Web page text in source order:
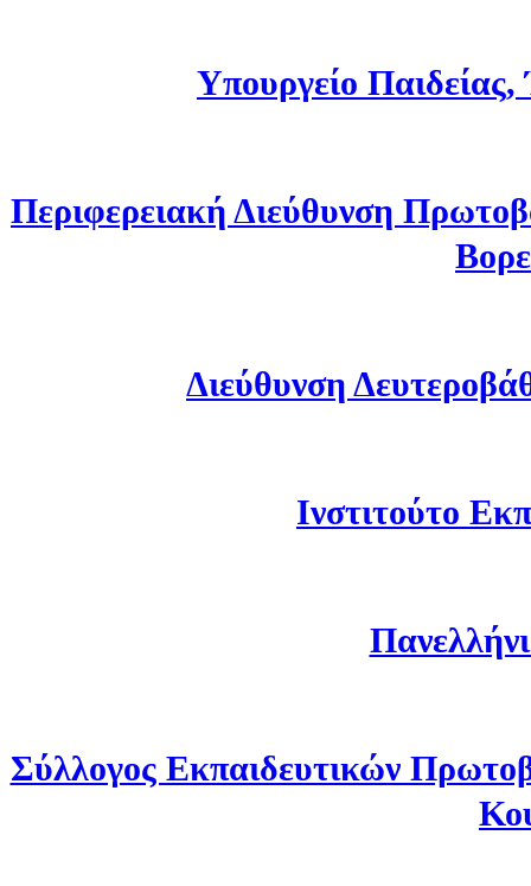
Υπουργείο
Περιφερειακή Διεύθυνση
Διεύθυνση
Ινστιτούτο
Σύλλογος Εκπαιδευτικών